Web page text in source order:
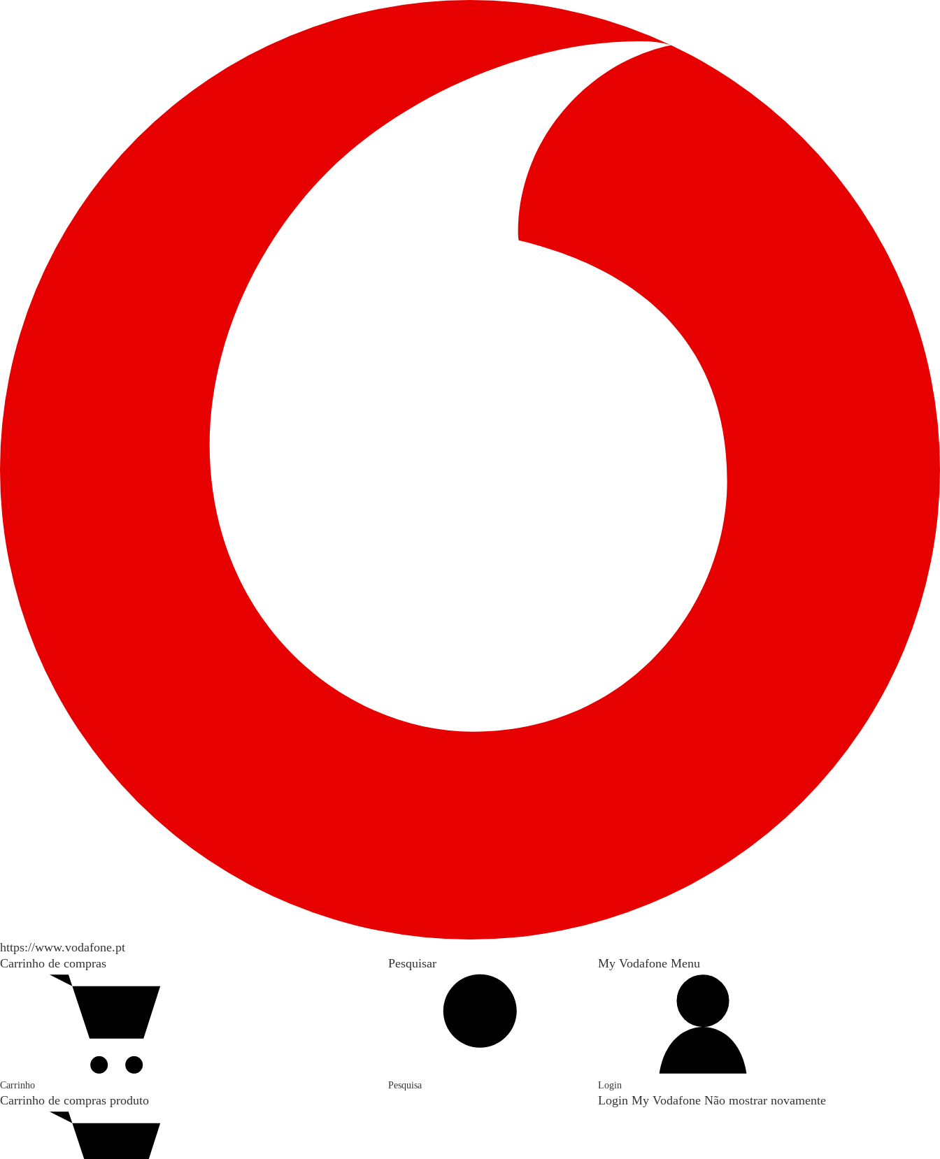
https://www.vodafone.pt
Carrinho de compras
Carrinho
Carrinho de compras produto
Pesquisar
Pesquisa
My Vodafone Menu
Login
Login My Vodafone Não mostrar novamente